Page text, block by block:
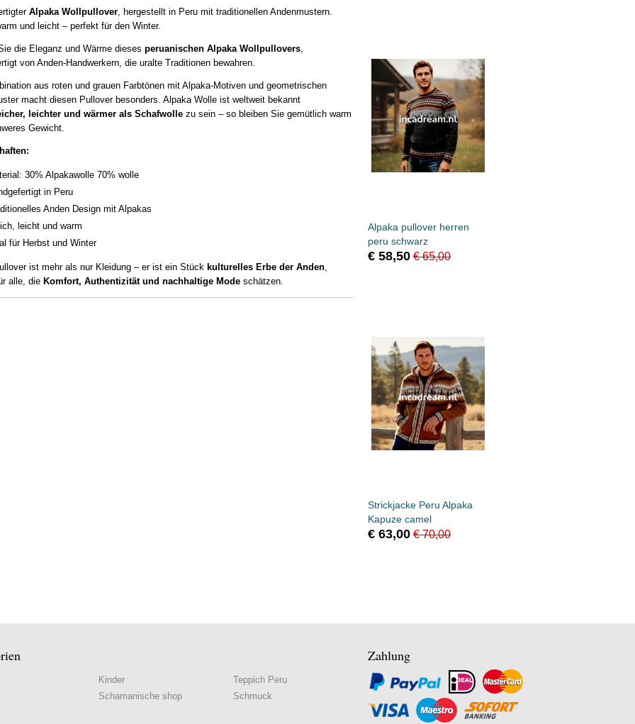
Alpaka Wollpullover, hergestellt in Peru mit traditionellen Andenmustern.
und leicht – perfekt für den Winter.
die Eleganz und Wärme dieses peruanischen Alpaka Wollpullovers,
von Anden-Handwerkern, die uralte Traditionen bewahren.
aus roten und grauen Farbtönen mit Alpaka-Motiven und geometrischen
macht diesen Pullover besonders. Alpaka Wolle ist weltweit bekannt
leichter und wärmer als Schafwolle zu sein – so bleiben Sie gemütlich warm
Gewicht.
30% Alpakawolle 70% wolle
in Peru
Anden Design mit Alpakas
leicht und warm
für Herbst und Winter
ist mehr als nur Kleidung – er ist ein Stück kulturelles Erbe der Anden,
alle, die Komfort, Authentizität und nachhaltige Mode schätzen.
Alpaka pullover herren
peru schwarz
€ 58,50 € 65,00
Strickjacke Peru Alpaka
Kapuze camel
€ 63,00 € 70,00
Kinder
Schamanische shop
Teppich Peru
Schmuck
Zahlung